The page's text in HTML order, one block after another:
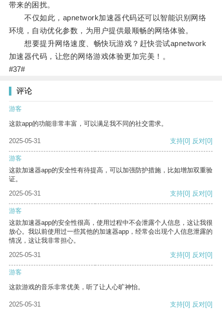
带来的困扰。
不仅如此，apnetwork加速器代码还可以智能识别网络
环境，自动优化参数，为用户提供最顺畅的网络体验。
想要提升网络速度、畅快玩游戏？赶快尝试apnetwork
加速器代码，让您的网络游戏体验更加完美！。
#37#
评论
游客
这款app的功能非常丰富，可以满足我不同的社交需求。
2025-05-31 支持[0] 反对[0]
游客
这款加速器app的安全性有待提高，可以加强防护措施，比如增加双重验
证。
2025-05-31
支持[0] 反对[0]
游客
这款加速器app的安全性很高，使用过程中不会泄露个人信息，这让我很
放心。我以前使用过一些其他的加速器app，经常会出现个人信息泄露的
情况，这让我非常担心。
2025-05-31
支持[0] 反对[0]
游客
这款游戏的音乐非常优美，听了让人心旷神怡。
2025-05-31 支持[0] 反对[0]